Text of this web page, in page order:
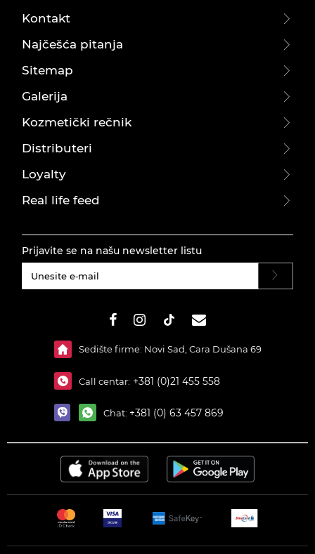
Kontakt
Najčešća pitanja
Sitemap
Galerija
Kozmetički rečnik
Distributeri
Loyalty
Real life feed
Prijavite se na našu newsletter listu
Sedište firme: Novi Sad, Cara Dušana 69
Call centar: +381 (0)21 455 558
Chat: +381 (0) 63 457 869